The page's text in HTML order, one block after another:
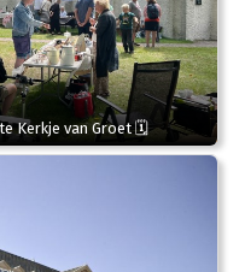
Kerkje van Groet 🗓